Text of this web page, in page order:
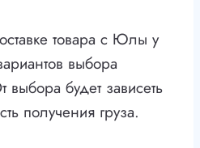
товара с Юлы у
выбора
выбора будет зависеть
получения груза.